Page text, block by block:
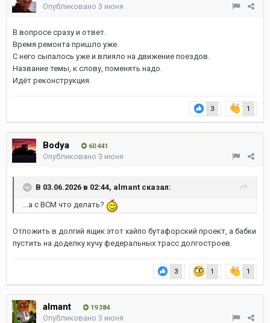
Опубликовано 3 июня
В вопросе сразу и ответ.
Время ремонта пришло уже.
С него сыпалось уже и влияло на движение поездов.
Название темы, к слову, поменять надо.
Идёт реконструкция.
3 1
Bodya 60 441
Опубликовано 3 июня
В 03.06.2026 в 02:44, almant сказал:
...а с ВСМ что делать?
Отложить в долгий ящик этот хайпо бутафорский проект, а бабки
пустить на доделку кучу федеральных трасс долгостроев.
3 1 1
almant 19 384
Опубликовано 3 июня